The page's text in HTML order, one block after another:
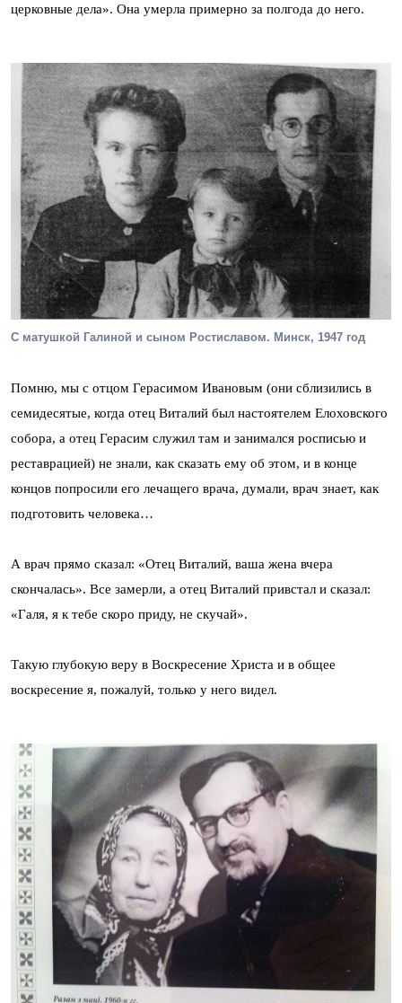
церковные дела». Она умерла примерно за полгода до него.
С матушкой Галиной и сыном Ростиславом. Минск, 1947 год
Помню, мы с отцом Герасимом Ивановым (они сблизились в
семидесятые, когда отец Виталий был настоятелем Елоховского
собора, а отец Герасим служил там и занимался росписью и
реставрацией) не знали, как сказать ему об этом, и в конце
концов попросили его лечащего врача, думали, врач знает, как
подготовить человека…
А врач прямо сказал: «Отец Виталий, ваша жена вчера
скончалась». Все замерли, а отец Виталий привстал и сказал:
«Галя, я к тебе скоро приду, не скучай».
Такую глубокую веру в Воскресение Христа и в общее
воскресение я, пожалуй, только у него видел.